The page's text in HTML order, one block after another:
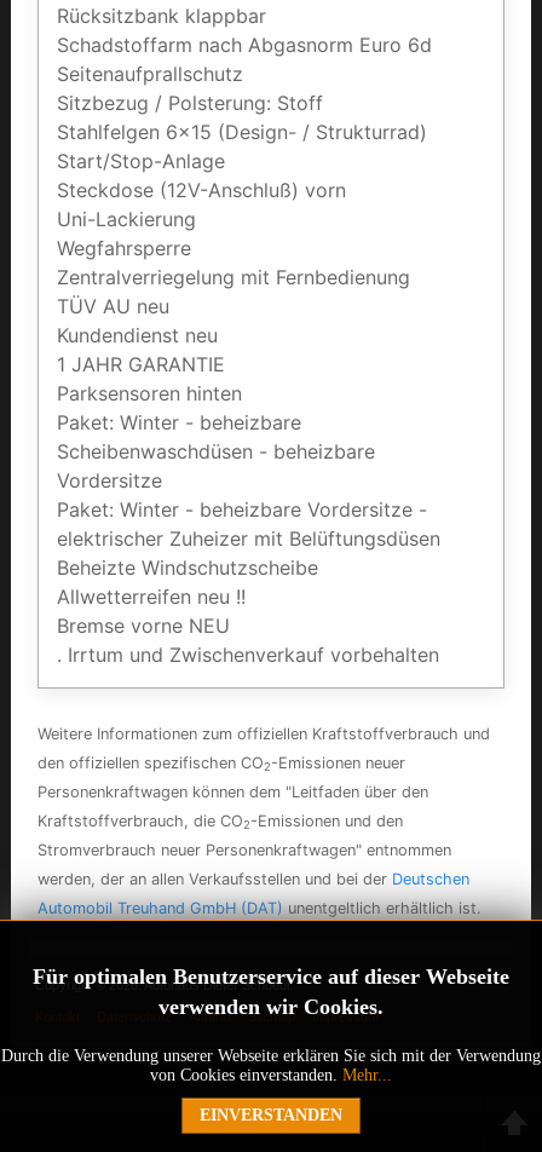
Rücksitzbank klappbar
Schadstoffarm nach Abgasnorm Euro 6d
Seitenaufprallschutz
Sitzbezug / Polsterung: Stoff
Stahlfelgen 6x15 (Design- / Strukturrad)
Start/Stop-Anlage
Steckdose (12V-Anschluß) vorn
Uni-Lackierung
Wegfahrsperre
Zentralverriegelung mit Fernbedienung
TÜV AU neu
Kundendienst neu
1 JAHR GARANTIE
Parksensoren hinten
Paket: Winter - beheizbare
Scheibenwaschdüsen - beheizbare
Vordersitze
Paket: Winter - beheizbare Vordersitze -
elektrischer Zuheizer mit Belüftungsdüsen
Beheizte Windschutzscheibe
Allwetterreifen neu !!
Bremse vorne NEU
. Irrtum und Zwischenverkauf vorbehalten
Weitere Informationen zum offiziellen Kraftstoffverbrauch und
den offiziellen spezifischen CO2-Emissionen neuer
Personenkraftwagen können dem "Leitfaden über den
Kraftstoffverbrauch, die CO2-Emissionen und den
Stromverbrauch neuer Personenkraftwagen" entnommen
werden, der an allen Verkaufsstellen und bei der Deutschen
Automobil Treuhand GmbH (DAT)unentgeltlich erhältlich ist.
Für optimalen Benutzerservice auf dieser Webseite
verwenden wir Cookies.
Durch die Verwendung unserer Webseite erklären Sie sich mit der Verwendung
von Cookies einverstanden. Mehr...
EINVERSTANDEN
Copyright © 2026. Autohaus Dieter Schoedl.
Impressum
Sitemap
Anfahrt
Datenschutz